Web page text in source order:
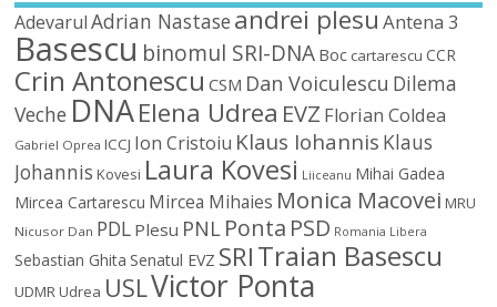
Adevarul Adrian Nastaseandrei plesuAntena 3
Basescu binomul SRI-DNA Boc cartarescu CCR
Crin Antonescu CSM Dan Voiculescu Dilema
Veche DNAElena Udrea EVZ Florian Coldea
Gabriel Oprea ICCJ Ion Cristoiu Klaus Iohannis Klaus
Johannis Kovesi Laura Kovesi Liiceanu Mihai Gadea
Mircea Cartarescu Mircea Mihaies Monica Macovei MRU
Nicusor Dan PDL Plesu PNL Ponta PSD Romania Libera
Sebastian Ghita Senatul EVZ SRITraian Basescu
UDMRUdrea USLVictor Ponta